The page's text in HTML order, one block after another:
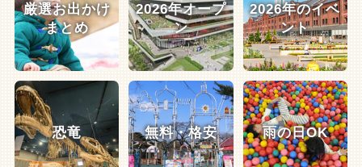
厳選お出かけ
まとめ
2026年オープ
ン
2026年のイベ
ント
恐竜 無料・格安 雨の日OK